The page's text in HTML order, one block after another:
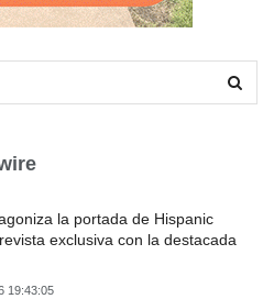
la portada de Hispanic
exclusiva con la destacada
19:43:05